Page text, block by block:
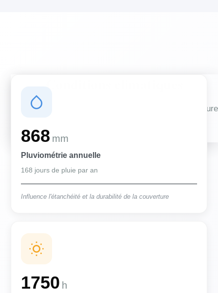
Des conditions qui influencent vos travaux de couverture
868 mm
Pluviométrie annuelle
168 jours de pluie par an
Influence l'étanchéité et la durabilité de la couverture
1750 h